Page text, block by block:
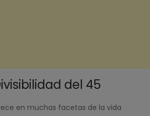
del 45
en muchas facetas de la vida